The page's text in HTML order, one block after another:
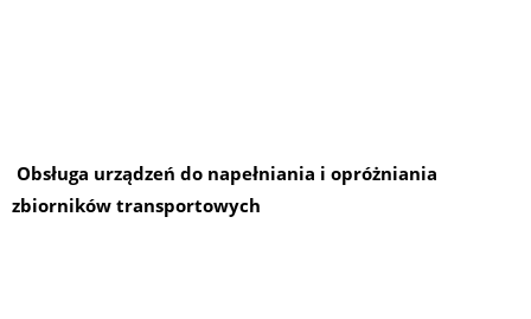
Obsługa urządzeń do napełniania i opróżniania
zbiorników transportowych